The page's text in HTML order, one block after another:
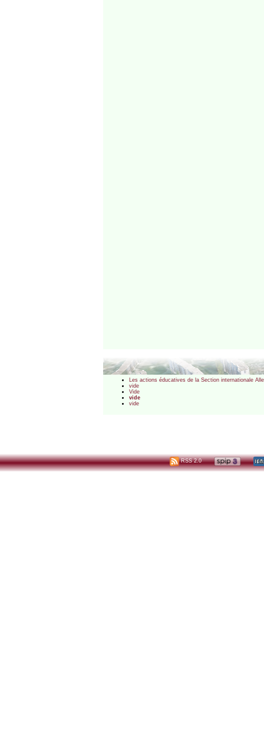
Les actions éducatives de la Section internationale
vide
Vide
vide
vide
RSS 2.0